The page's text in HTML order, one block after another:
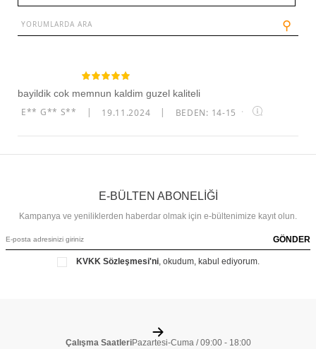
⚲
bayildik cok memnun kaldim guzel kaliteli
E** G** S** 19.11.2024 BEDEN: 14-15 ·
E-BÜLTEN ABONELİĞİ
Kampanya ve yeniliklerden haberdar olmak için e-bültenimize kayıt olun.
GÖNDER
KVKK Sözleşmesi'ni, okudum, kabul ediyorum.
Çalışma SaatleriPazartesi-Cuma / 09:00 - 18:00